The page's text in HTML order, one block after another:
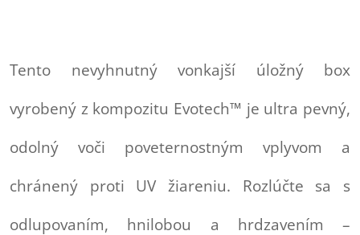
Tento nevyhnutný vonkajší úložný box
vyrobený z kompozitu Evotech™ je ultra pevný,
odolný voči poveternostným vplyvom a
chránený proti UV žiareniu. Rozlúčte sa s
odlupovaním, hnilobou a hrdzavením –